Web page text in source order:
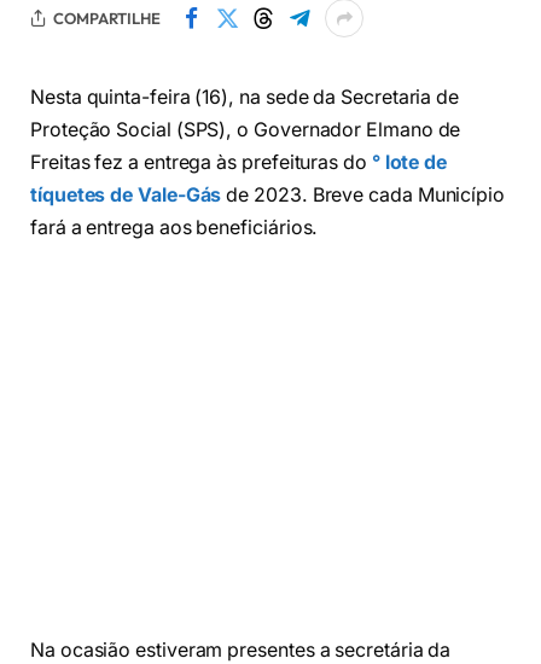
COMPARTILHE
Nesta quinta-feira (16), na sede da Secretaria de
Proteção Social (SPS), o Governador Elmano de
Freitas fez a entrega às prefeituras do ° lote de
tíquetes de Vale-Gásde 2023. Breve cada Município
fará a entrega aos beneficiários.
Na ocasião estiveram presentes a secretária da